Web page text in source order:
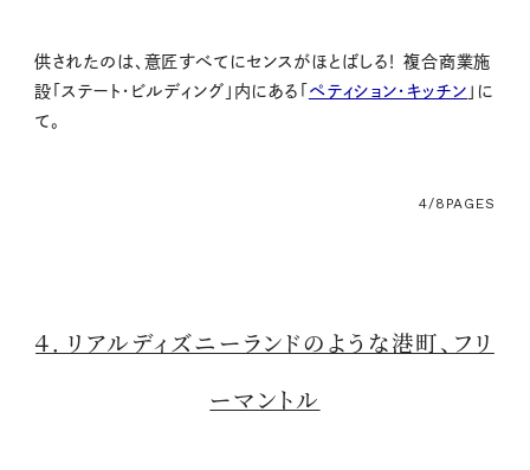
供されたのは、意匠すべてにセンスがほとばしる！ 複合商業施
設「ステート・ビルディング」内にある「 ペティション・キッチン 」に
て。
4/8 PAGES
４．リアルディズニーランドのような港町、フリ
ーマントル